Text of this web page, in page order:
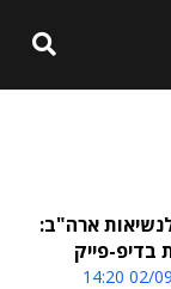
ארה"ב:
בדיפ-פייק
02/09/